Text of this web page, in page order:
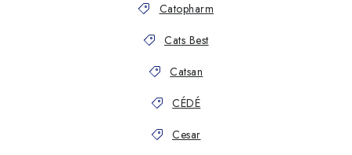
Catopharm
Cats Best
Catsan
CÉDÉ
Cesar